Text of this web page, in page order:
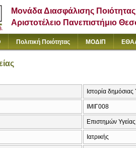
Μονάδα Διασφάλισης Ποιότητας
Αριστοτέλειο Πανεπιστήμιο
Πολιτική Ποιότητας ΜΟΔΙΠ
Ιστορία
ΙΜΙΓ008
Επιστημών Υγείας
Ιατρικής